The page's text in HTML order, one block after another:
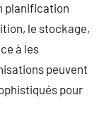
planification
le stockage,
à les
peuvent
pour